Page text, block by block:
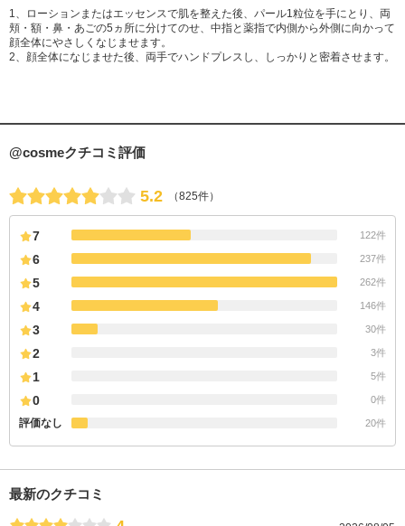
1、ローションまたはエッセンスで肌を整えた後、パール1粒位を手にとり、両
頬・額・鼻・あごの5ヵ所に分けてのせ、中指と薬指で内側から外側に向かって
顔全体にやさしくなじませます。
2、顔全体になじませた後、両手でハンドプレスし、しっかりと密着させます。
@cosmeクチコミ評価
5.2 （825件）
7 122件
6 237件
5 262件
4 146件
3 30件
2 3件
1 5件
0 0件
評価なし 20件
最新のクチコミ